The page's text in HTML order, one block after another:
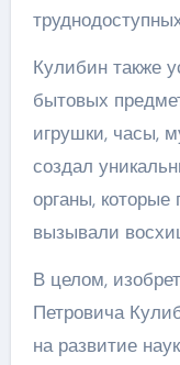
Кулибин также
бытовых
игрушки, часы,
создал
органы,
вызывали
В целом,
Петровича
на развитие